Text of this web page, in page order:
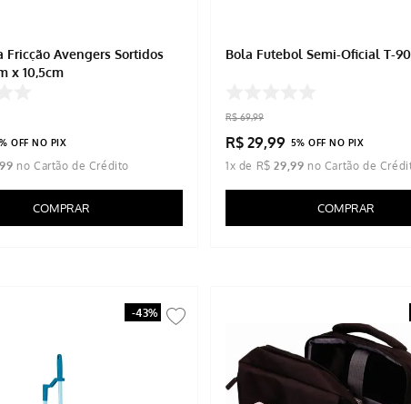
Fricção Avengers Sortidos
x 10,5cm
OFF NO PIX
99
COMPRAR
Bola Futebol Semi-Oficial T-90
R$ 69,99
R$ 29,99 5% OFF NO PIX
1x de R$ 29,99
COMPRAR
-43%